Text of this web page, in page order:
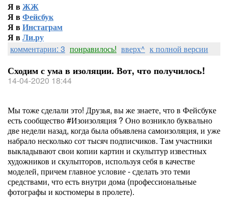
Я вЖЖ
Я вФейсбук
Я вИнстаграм
Я вЛи.ру
комментарии: 3 понравилось! вверх^ к полной версии
Сходим с ума в изоляции. Вот, что получилось!
14-04-2020 18:44
Мы тоже сделали это! Друзья, вы же знаете, что в Фейсбуке
есть сообщество #Изоизоляция ? Оно возникло буквально
две недели назад, когда была объявлена самоизоляция, и уже
набрало несколько сот тысяч подписчиков. Там участники
выкладывают свои копии картин и скульптур известных
художников и скульпторов, используя себя в качестве
моделей, причем главное условие - сделать это теми
средствами, что есть внутри дома (профессиональные
фотографы и костюмеры в пролете).